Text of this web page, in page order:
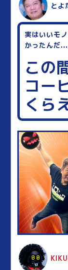
とよ
実はいいモ
かったんだ
この
コー
くら